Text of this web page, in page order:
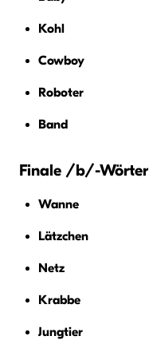
Kohl
Cowboy
Roboter
Band
Finale /b/-Wörter
Wanne
Lätzchen
Netz
Krabbe
Jungtier